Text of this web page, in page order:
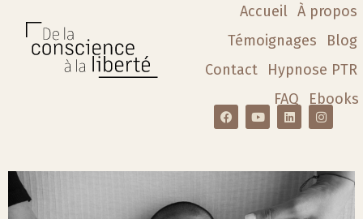
Accueil À propos
Témoignages
Blog
Contact
Hypnose PTR
FAQ
Ebooks